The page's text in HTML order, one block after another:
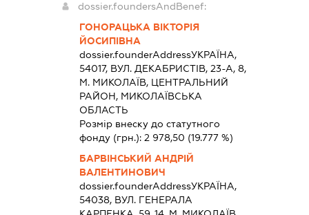
dossier.foundersAndBenef:
ГОНОРАЦЬКА ВІКТОРІЯ
ЙОСИПІВНА
dossier.founderAddressУКРАЇНА,
54017, ВУЛ. ДЕКАБРИСТІВ, 23-А, 8,
М. МИКОЛАЇВ, ЦЕНТРАЛЬНИЙ
РАЙОН, МИКОЛАЇВСЬКА
ОБЛАСТЬ
Розмір внеску до статутного
фонду (грн.): 2 978,50 (19.777 %)
БАРВІНСЬКИЙ АНДРІЙ
ВАЛЕНТИНОВИЧ
dossier.founderAddressУКРАЇНА,
54038, ВУЛ. ГЕНЕРАЛА